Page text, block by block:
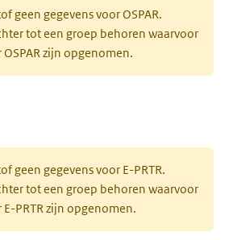
geen gegevens voor OSPAR.
tot een groep behoren waarvoor
zijn opgenomen.
geen gegevens voor E-PRTR.
tot een groep behoren waarvoor
PRTR zijn opgenomen.